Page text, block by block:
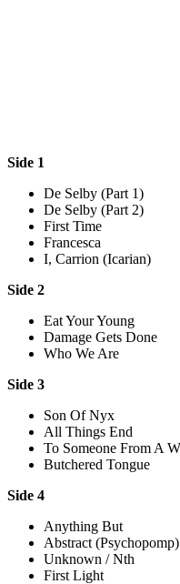
Side 1
De Selby (Part 1)
De Selby (Part 2)
First Time
Francesca
I, Carrion (Icarian)
Side 2
Eat Your Young
Damage Gets Done
Who We Are
Side 3
Son Of Nyx
All Things End
To Someone From A
Butchered Tongue
Side 4
Anything But
Abstract (Psychopomp)
Unknown / Nth
First Light